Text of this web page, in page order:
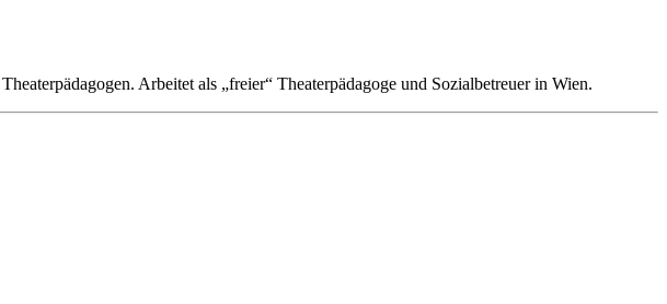
Arbeitet als „freier“ Theaterpädagoge und Sozialbetreuer in Wien.